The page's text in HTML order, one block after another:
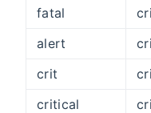
fatal
alert
crit
critical